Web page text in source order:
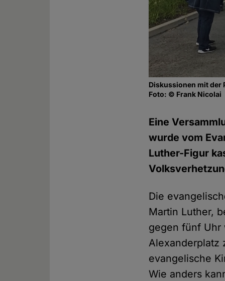
Diskussionen mit der
Foto: © Frank Nicolai
Eine
wurde vom
Luther-Figur
Die
Martin Luther,
gegen fünf Uhr
Alexanderplatz
evangelische
Wie anders